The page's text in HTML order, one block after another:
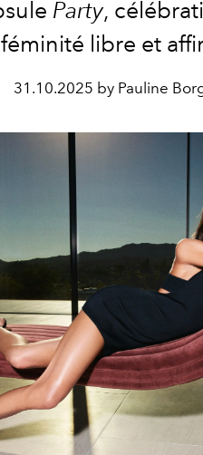
Party,
féminité libre et
31.10.2025 by Pauline